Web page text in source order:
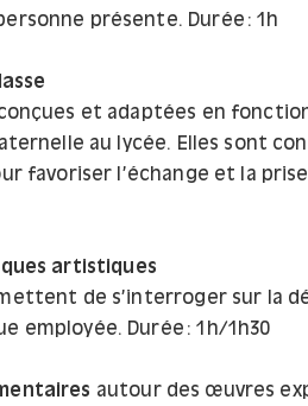
présente. Durée : 1h
et adaptées en
au lycée. Elles sont
favoriser l’échange et la
artistiques
de s’interroger sur la
employée. Durée : 1h/1h30
autour des œuvres